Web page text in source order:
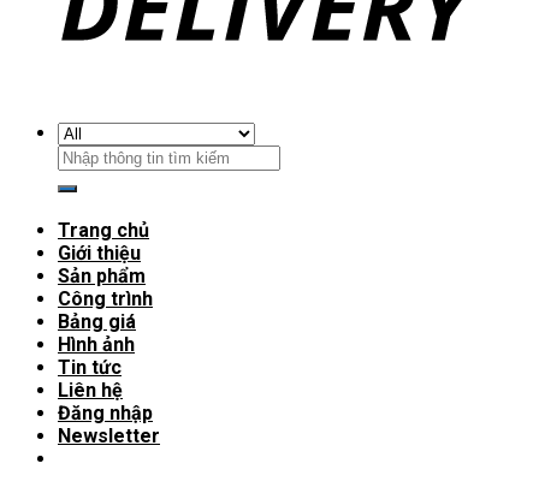
Trang chủ
Giới thiệu
Sản phẩm
Công trình
Bảng giá
Hình ảnh
Tin tức
Liên hệ
Đăng nhập
Newsletter